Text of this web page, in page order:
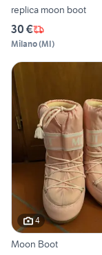
replica moon boot
30 €
Milano(MI)
4
Moon Boot